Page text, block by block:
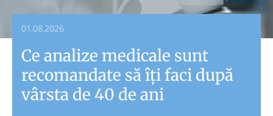
01.08.2026
Ce analize medicale sunt
recomandate să îți faci după
vârsta de 40 de ani